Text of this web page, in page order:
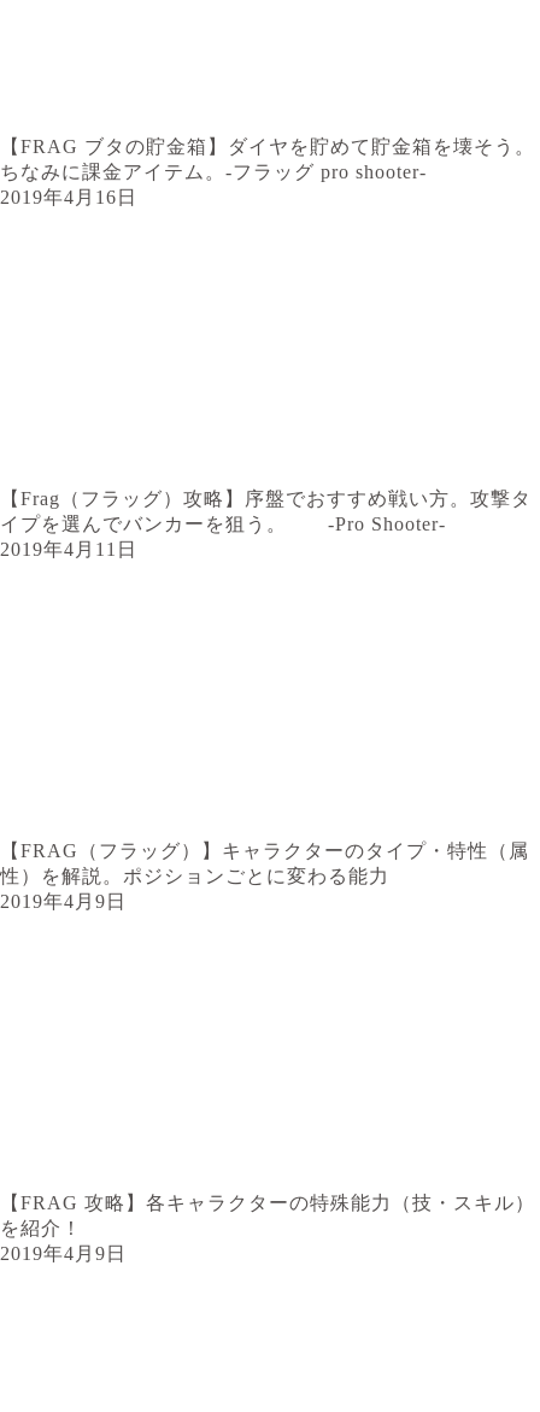
【FRAG ブタの貯金箱】ダイヤを貯めて貯金箱を壊そう。
ちなみに課金アイテム。-フラッグ pro shooter-
2019年4月16日
【Frag（フラッグ）攻略】序盤でおすすめ戦い方。攻撃タ
イプを選んでバンカーを狙う。 -Pro Shooter-
2019年4月11日
【FRAG（フラッグ）】キャラクターのタイプ・特性（属
性）を解説。ポジションごとに変わる能力
2019年4月9日
【FRAG 攻略】各キャラクターの特殊能力（技・スキル）
を紹介！
2019年4月9日